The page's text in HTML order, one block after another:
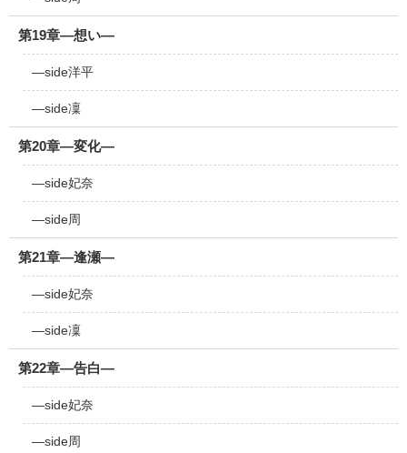
第19章―想い―
―side洋平
―side凜
第20章―変化―
―side妃奈
―side周
第21章―逢瀬―
―side妃奈
―side凜
第22章―告白―
―side妃奈
―side周